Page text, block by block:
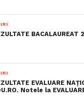
BACALAUREAT
EVALUARE
Notele la